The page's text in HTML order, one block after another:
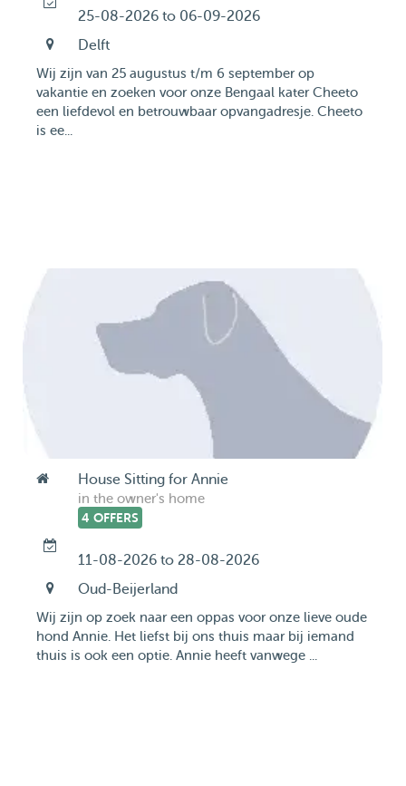
25-08-2026 to 06-09-2026
Delft
Wij zijn van 25 augustus t/m 6 september op
vakantie en zoeken voor onze Bengaal kater Cheeto
een liefdevol en betrouwbaar opvangadresje. Cheeto
is ee...
House Sitting for Annie
in the owner's home
4 OFFERS
11-08-2026 to 28-08-2026
Oud-Beijerland
Wij zijn op zoek naar een oppas voor onze lieve oude
hond Annie. Het liefst bij ons thuis maar bij iemand
thuis is ook een optie. Annie heeft vanwege ...